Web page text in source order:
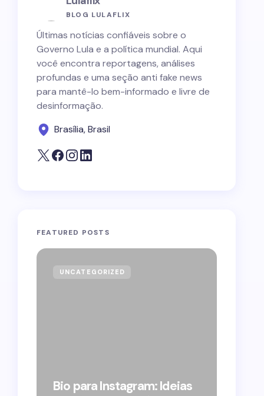
BLOG LULAFLIX
Últimas notícias confiáveis sobre o
Governo Lula e a política mundial. Aqui
você encontra reportagens, análises
profundas e uma seção anti fake news
para mantê-lo bem-informado e livre de
desinformação.
Brasília, Brasil
FEATURED POSTS
UNCATEGORIZED
Bio para Instagram: Ideias